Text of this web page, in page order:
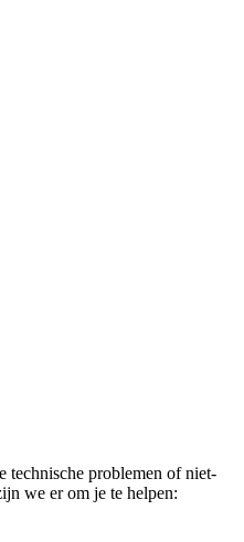
technische problemen of niet-
we er om je te helpen: